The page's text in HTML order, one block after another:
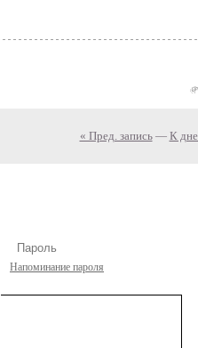
« Пред. запись— К
Напоминание пароля